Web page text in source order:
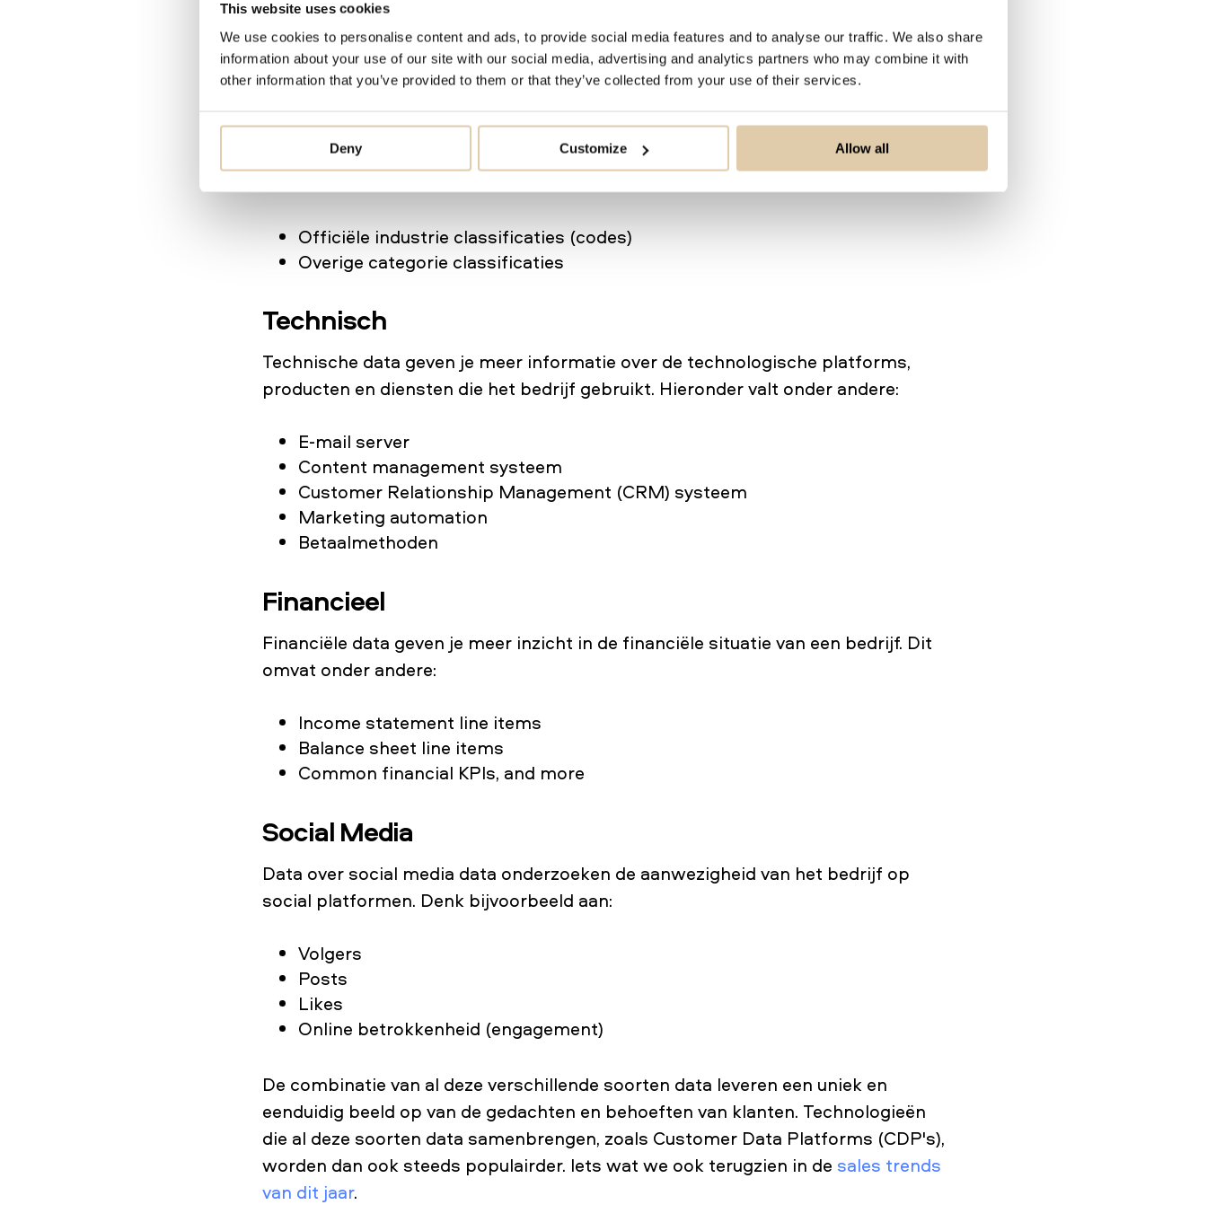
This website uses cookies
We use cookies to personalise content and ads, to provide social media features and to analyse our traffic. We also share
information about your use of our site with our social media, advertising and analytics partners who may combine it with
other information that you’ve provided to them or that they’ve collected from your use of their services.
Deny Customize Allow all
Industrieel/categorisch
aan, en informeren je over het soort bedrijfsactiviteiten dat het bedrijf uitoefent.
Ook helpt het je om meer gedetailleerde bedrijfsdomeinen te creëren. Hieronder
Officiële industrie classificaties (codes)
Overige categorie classificaties
Technisch
Technische data geven je meer informatie over de technologische platforms,
producten en diensten die het bedrijf gebruikt. Hieronder valt onder andere:
E-mail server
Content management systeem
Customer Relationship Management (CRM) systeem
Marketing automation
Betaalmethoden
Financieel
Financiële data geven je meer inzicht in de financiële situatie van een bedrijf. Dit
omvat onder andere:
Income statement line items
Balance sheet line items
Common financial KPIs, and more
Social Media
Data over social media data onderzoeken de aanwezigheid van het bedrijf op
social platformen. Denk bijvoorbeeld aan:
Volgers
Posts
Likes
Online betrokkenheid (engagement)
De combinatie van al deze verschillende soorten data leveren een uniek en
eenduidig beeld op van de gedachten en behoeften van klanten. Technologieën
die al deze soorten data samenbrengen, zoals Customer Data Platforms (CDP's),
worden dan ook steeds populairder. Iets wat we ook terugzien in de sales trends
van dit jaar.